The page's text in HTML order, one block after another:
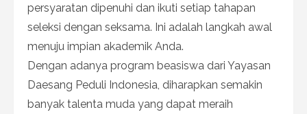
persyaratan dipenuhi dan ikuti setiap tahapan
seleksi dengan seksama. Ini adalah langkah awal
menuju impian akademik Anda.
Dengan adanya program beasiswa dari Yayasan
Daesang Peduli Indonesia, diharapkan semakin
banyak talenta muda yang dapat meraih